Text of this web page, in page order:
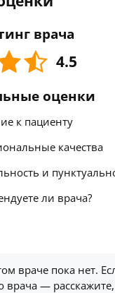
врача
4.5
оценки
к пациенту
качества
и
ли врача?
враче пока нет.
врача —